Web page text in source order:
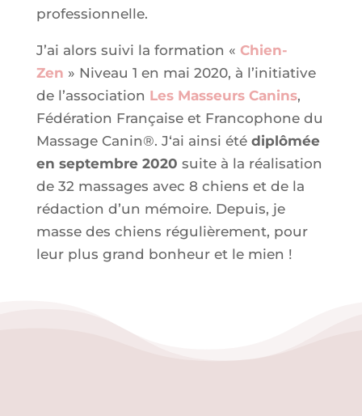
professionnelle.
J’ai alors suivi la formation « Chien-
Zen » Niveau 1 en mai 2020, à l’initiative
de l’association Les Masseurs Canins,
Fédération Française et Francophone du
Massage Canin®. J‘ai ainsi été diplômée
en septembre 2020 suite à la réalisation
de 32 massages avec 8 chiens et de la
rédaction d’un mémoire. Depuis, je
masse des chiens régulièrement, pour
leur plus grand bonheur et le mien !